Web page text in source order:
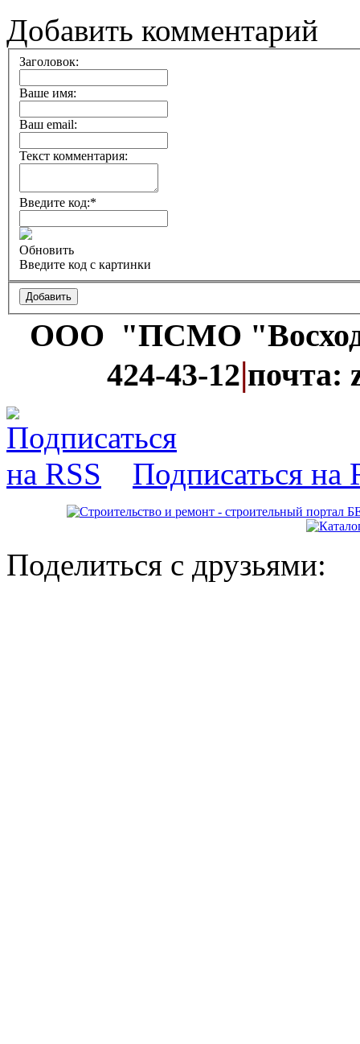
Добавить комментарий
Заголовок:
Ваше имя:
Ваш email:
Текст комментария:
Введите код:*
Обновить
Введите код с картинки
ООО "ПСМО
424-43-12|почта:
Подписаться на
Поделиться с друзьями: